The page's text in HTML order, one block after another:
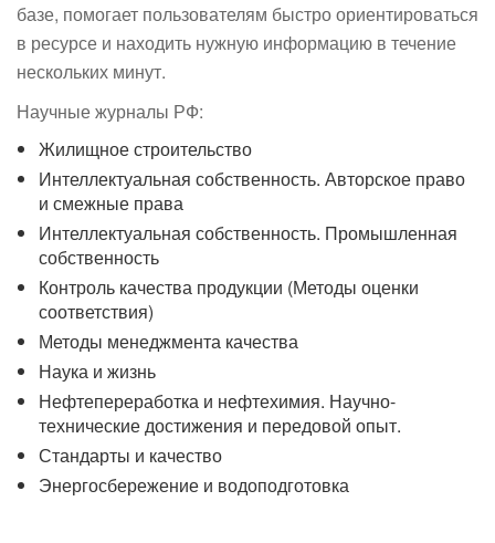
базе, помогает пользователям быстро ориентироваться
в ресурсе и находить нужную информацию в течение
нескольких минут.
Научные журналы РФ:
Жилищное строительство
Интеллектуальная собственность. Авторское право
и смежные права
Интеллектуальная собственность. Промышленная
собственность
Контроль качества продукции (Методы оценки
соответствия)
Методы менеджмента качества
Наука и жизнь
Нефтепереработка и нефтехимия. Научно-
технические достижения и передовой опыт.
Стандарты и качество
Энергосбережение и водоподготовка